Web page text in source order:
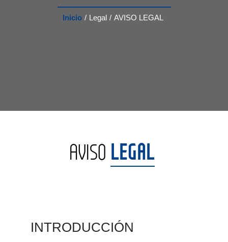
PROMOCIONES
Inicio / Legal / AVISO LEGAL
AVISO LEGAL
INTRODUCCIÓN